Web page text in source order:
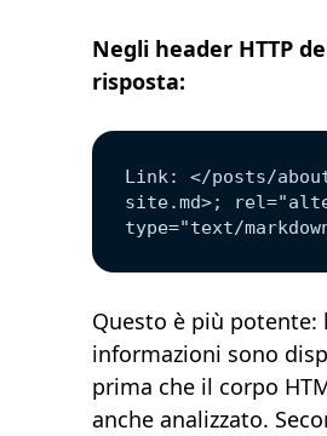
Negli header HTTP
risposta:
Link: </posts/
site.md>;
type="text/
Questo è più potente:
informazioni sono
prima che il corpo
anche analizzato.